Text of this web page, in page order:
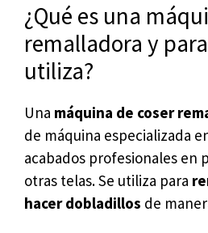
¿Qué es una
remalladora y
utiliza?
Una máquina de coser
de máquina especializada
acabados profesionales en
otras telas. Se utiliza para
hacer dobladillos de